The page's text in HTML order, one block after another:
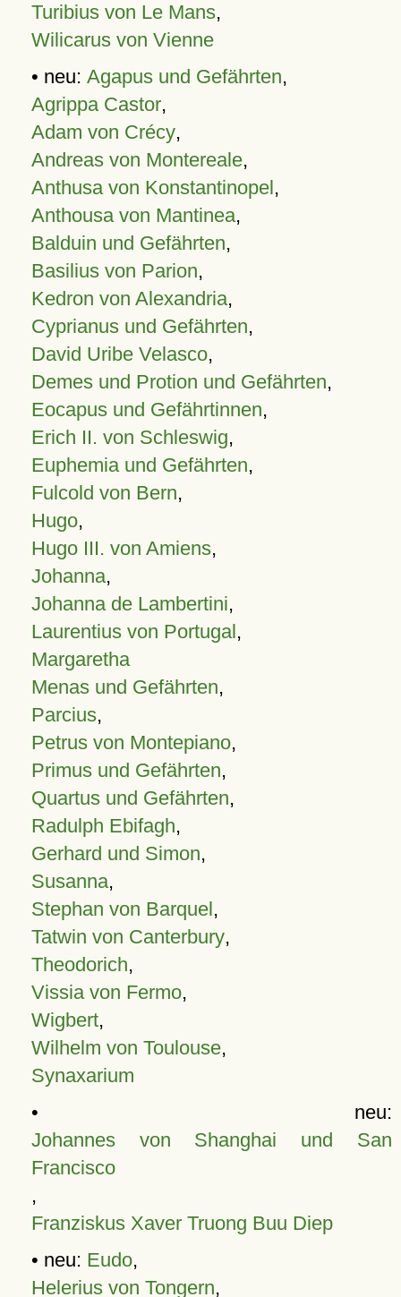
Turibius von Le Mans,
Wilicarus von Vienne
• neu: Agapus und Gefährten,
Agrippa Castor,
Adam von Crécy,
Andreas von Montereale,
Anthusa von Konstantinopel,
Anthousa von Mantinea,
Balduin und Gefährten,
Basilius von Parion,
Kedron von Alexandria,
Cyprianus und Gefährten,
David Uribe Velasco,
Demes und Protion und Gefährten,
Eocapus und Gefährtinnen,
Erich II. von Schleswig,
Euphemia und Gefährten,
Fulcold von Bern,
Hugo,
Hugo III. von Amiens,
Johanna,
Johanna de Lambertini,
Laurentius von Portugal,
Margaretha
Menas und Gefährten,
Parcius,
Petrus von Montepiano,
Primus und Gefährten,
Quartus und Gefährten,
Radulph Ebifagh,
Gerhard und Simon,
Susanna,
Stephan von Barquel,
Tatwin von Canterbury,
Theodorich,
Vissia von Fermo,
Wigbert,
Wilhelm von Toulouse,
Synaxarium
• neu:
Johannes von Shanghai und San
Francisco
,
Franziskus Xaver Truong Buu Diep
• neu: Eudo,
Helerius von Tongern,